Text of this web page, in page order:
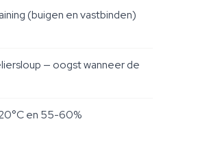
(buigen en vastbinden)
— oogst wanneer de
en 55-60%